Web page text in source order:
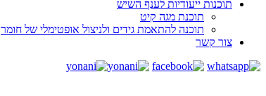
תוכנות ייעודיות לענף השיש
תוכנת מגה קיט
תוכנה להתאמת גידים ולניצול אופטימלי של חומר
צור קשר